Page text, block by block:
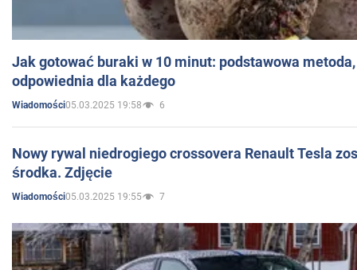
Jak gotować buraki w 10 minut: podstawowa
odpowiednia dla każdego
Wiadomości05.03.2025 19:58 6
Nowy rywal niedrogiego crossovera Renault Tesla
środka. Zdjęcie
Wiadomości05.03.2025 19:55 7